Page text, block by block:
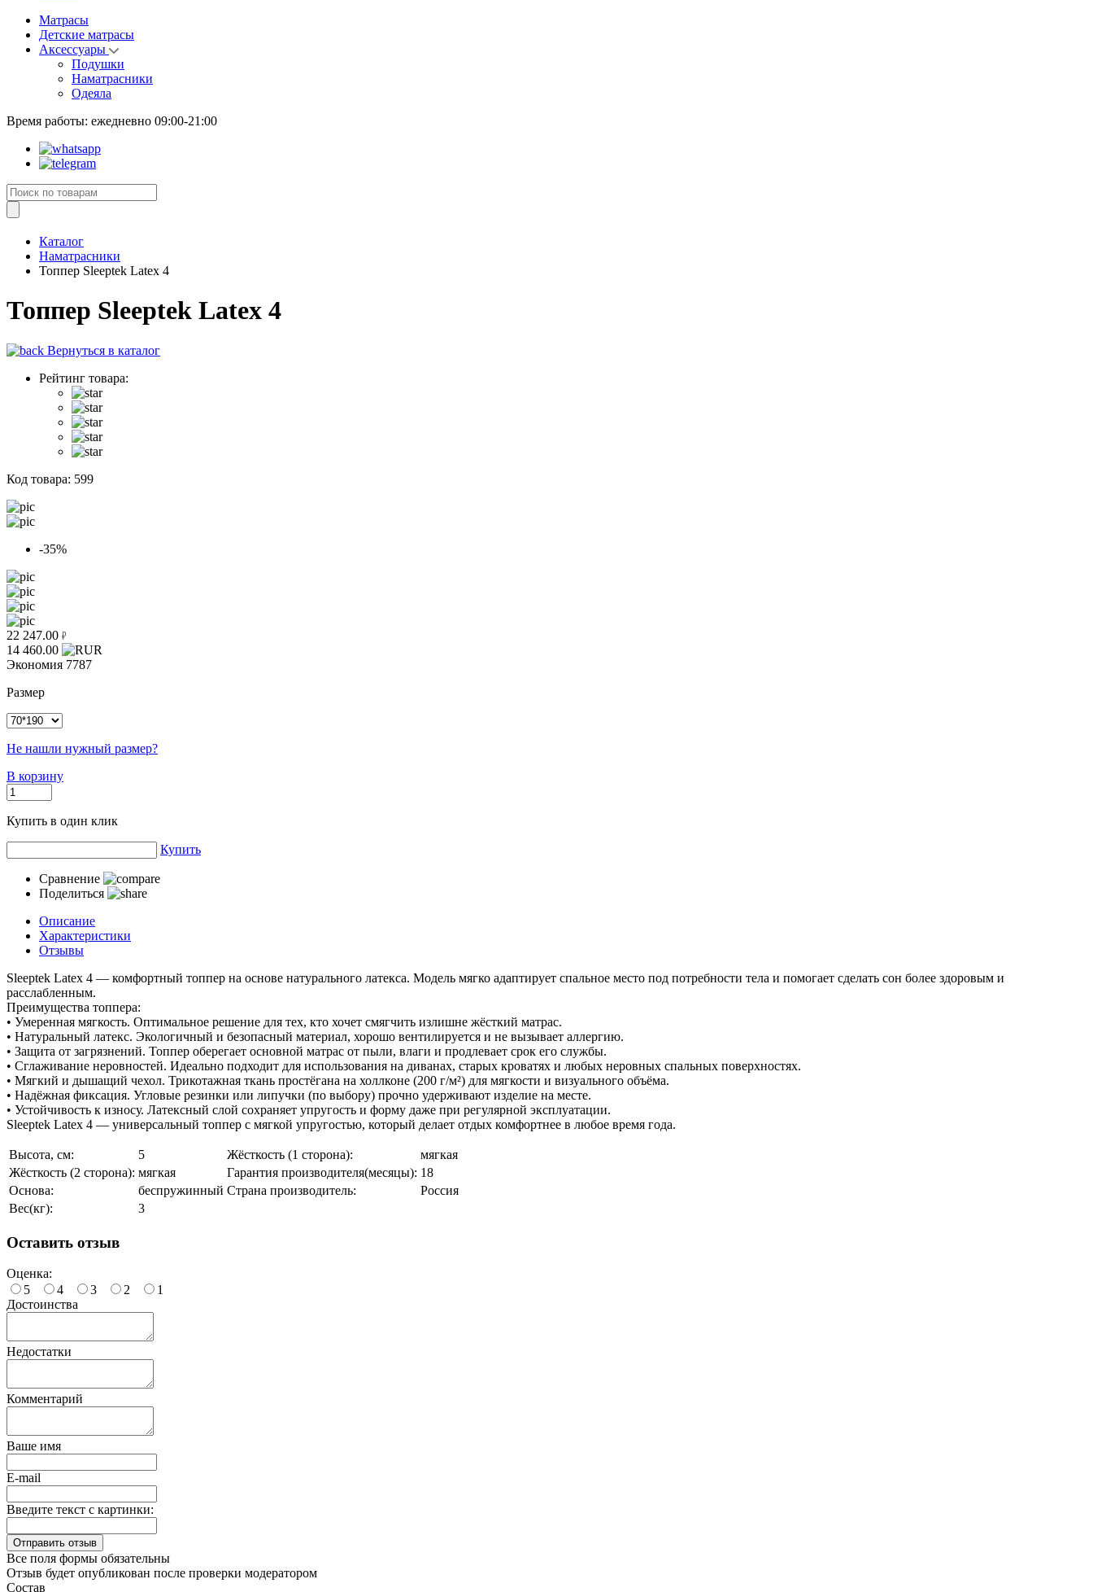
Матрасы
Детские матрасы
Аксессуары
Подушки
Наматрасники
Одеяла
Время работы: ежедневно 09:00-21:00
Каталог
Наматрасники
Топпер Sleeptek Latex 4
Топпер Sleeptek Latex 4
Вернуться в каталог
Рейтинг товара:
Код товара: 599
-35%
22 247.00
14 460.00
Экономия 7787
Размер
Не нашли нужный размер?
В корзину
Купить в один клик
Купить
Сравнение
Поделиться
Описание
Характеристики
Отзывы
Sleeptek Latex 4 — комфортный топпер на основе натурального латекса. Модель мягко адаптирует спальное место под потребности тела и помогает сделать сон более здоровым и
расслабленным.
Преимущества топпера:
• Умеренная мягкость. Оптимальное решение для тех, кто хочет смягчить излишне жёсткий матрас.
• Натуральный латекс. Экологичный и безопасный материал, хорошо вентилируется и не вызывает аллергию.
• Защита от загрязнений. Топпер оберегает основной матрас от пыли, влаги и продлевает срок его службы.
• Сглаживание неровностей. Идеально подходит для использования на диванах, старых кроватях и любых неровных спальных поверхностях.
• Мягкий и дышащий чехол. Трикотажная ткань простёгана на холлконе (200 г/м²) для мягкости и визуального объёма.
• Надёжная фиксация. Угловые резинки или липучки (по выбору) прочно удерживают изделие на месте.
• Устойчивость к износу. Латексный слой сохраняет упругость и форму даже при регулярной эксплуатации.
Sleeptek Latex 4 — универсальный топпер с мягкой упругостью, который делает отдых комфортнее в любое время года.
Высота, см: 5 Жёсткость (1 сторона):
мягкая
Жёсткость (2 сторона): мягкая Гарантия производителя(месяцы): 18
Основа:
беспружинный Страна производитель:
Россия
Вес(кг):
3
Оставить отзыв
Оценка:
5
4 3 2
1
Достоинства
Недостатки
Комментарий
Ваше имя
E-mail
Введите текст с картинки:
Все поля формы обязательны
Отзыв будет опубликован после проверки модератором
Состав